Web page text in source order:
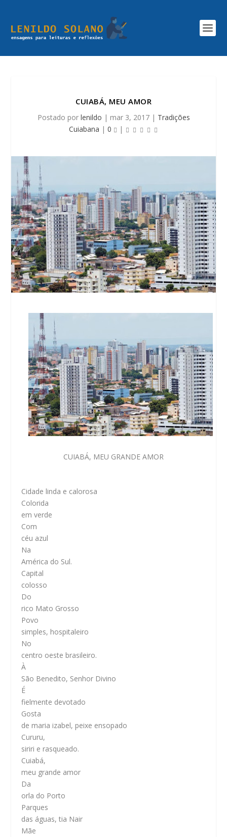
CUIABÁ, MEU AMOR
Postado por lenildo | mar 3, 2017| Tradições
Cuiabana | 0 |
CUIABÁ, MEU GRANDE AMOR
Cidade linda e calorosa
Colorida
em verde
Com
céu azul
Na
América do Sul.
Capital
colosso
Do
rico Mato Grosso
Povo
simples, hospitaleiro
No
centro oeste brasileiro.
À
São Benedito, Senhor Divino
É
fielmente devotado
Gosta
de maria izabel, peixe ensopado
Cururu,
siriri e rasqueado.
Cuiabá,
meu grande amor
Da
orla do Porto
Parques
das águas, tia Nair
Mãe